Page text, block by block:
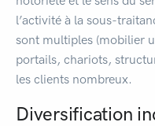
l’activité à la sous-
sont multiples (mobilier
portails, chariots,
les clients nombreux.
Diversification